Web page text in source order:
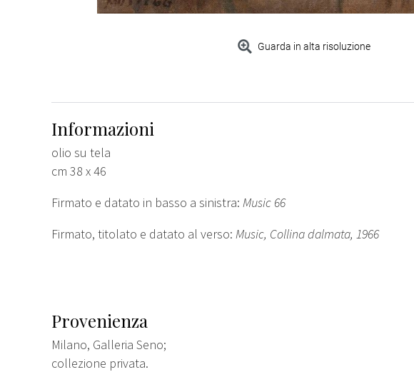
Guarda in alta risoluzione
Informazioni
olio su tela
cm 38 x 46
Firmato e datato in basso a sinistra: Music 66
Firmato, titolato e datato al verso: Music, Collina dalmata, 1966
Provenienza
Milano, Galleria Seno;
collezione privata.